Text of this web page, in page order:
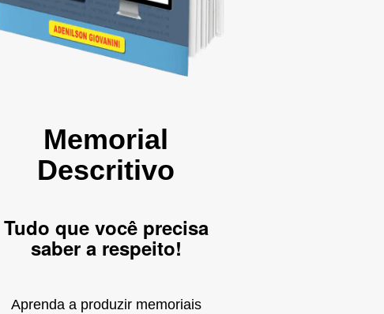
Memorial
Descritivo
Tudo que você precisa
saber a respeito!
Aprenda a produzir memoriais